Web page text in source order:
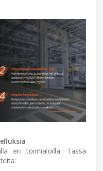
eri toimialoilla. Tässä